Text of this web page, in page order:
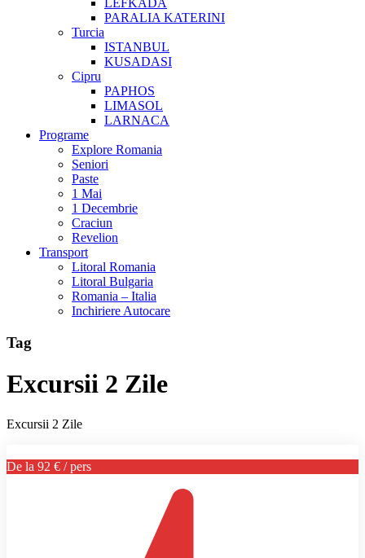
LEFKADA
PARALIA KATERINI
Turcia
ISTANBUL
KUSADASI
Cipru
PAPHOS
LIMASOL
LARNACA
Programe
Explore Romania
Seniori
Paste
1 Mai
1 Decembrie
Craciun
Revelion
Transport
Litoral Romania
Litoral Bulgaria
Romania – Italia
Inchiriere Autocare
Tag
Excursii 2 Zile
Excursii 2 Zile
De la 92 € / pers